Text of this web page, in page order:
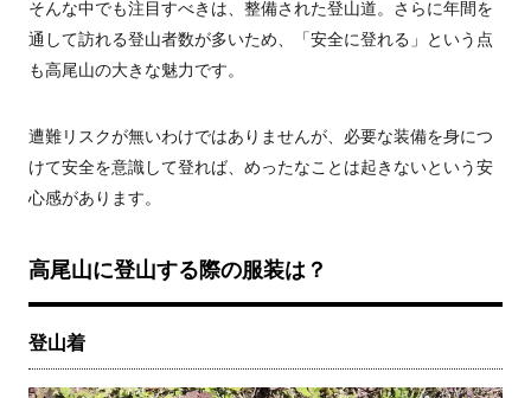
そんな中でも注目すべきは、整備された登山道。さらに年間を
通して訪れる登山者数が多いため、「安全に登れる」という点
も高尾山の大きな魅力です。
遭難リスクが無いわけではありませんが、必要な装備を身につ
けて安全を意識して登れば、めったなことは起きないという安
心感があります。
高尾山に登山する際の服装は？
登山着